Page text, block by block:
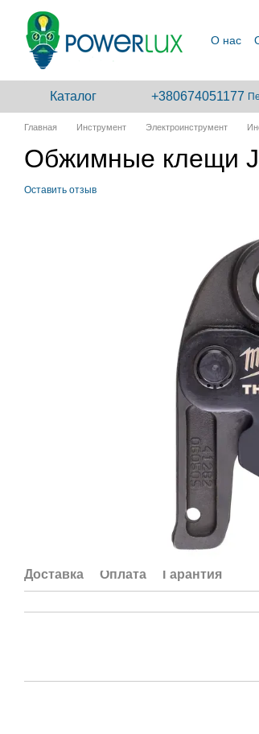
Перейти к основному контенту
О нас
Каталог +380674051177
Главная Инструмент Электроинструмент
Обжимные клещи
Оставить отзыв
Доставка Оплата Гарантия